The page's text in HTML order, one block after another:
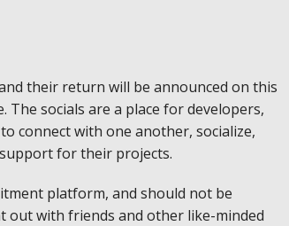
their return will be announced on this
The socials are a place for developers,
connect with one another, socialize,
for their projects.
platform, and should not be
out with friends and other like-minded